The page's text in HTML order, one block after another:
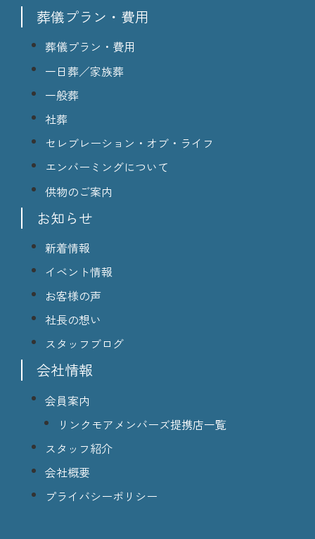
葬儀プラン・費用
葬儀プラン・費用
一日葬／家族葬
一般葬
社葬
セレブレーション・オブ・ライフ
エンバーミングについて
供物のご案内
お知らせ
新着情報
イベント情報
お客様の声
社長の想い
スタッフブログ
会社情報
会員案内
リンクモアメンバーズ提携店一覧
スタッフ紹介
会社概要
プライバシーポリシー